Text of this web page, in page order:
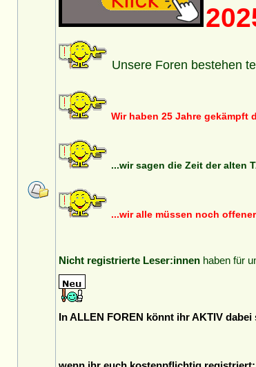
Unsere Foren bestehen
Wir haben 25 Jahre gekämpft
...wir sagen die Zeit der alten
...wir alle müssen noch
Nicht registrierte Leser:innen haben für
In ALLEN FOREN könnt ihr AKTIV dabei